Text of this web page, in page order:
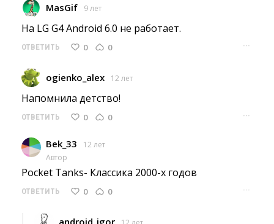
MasGif 9 лет
На LG G4 Android 6.0 не работает.
ОТВЕТИТЬ 0 0 ···
ogienko_alex 12 лет
Напомнила детство!
ОТВЕТИТЬ 0 0 ···
Bek_33
12 лет
Автор
Pocket Tanks- Классика 2000-х годов
ОТВЕТИТЬ 0 0 ···
android_igor